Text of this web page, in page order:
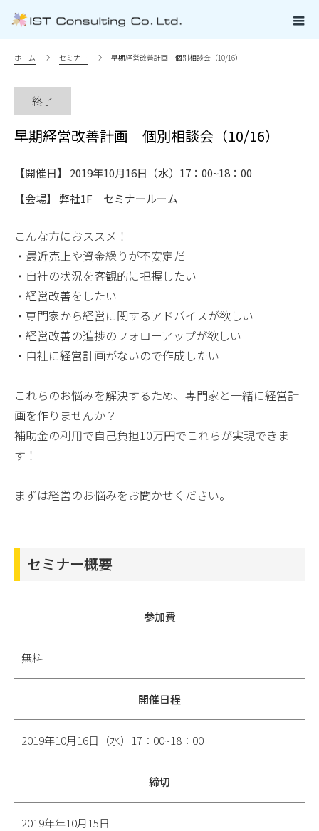
ホーム セミナー 早期経営改善計画 個別相談会（10/16）
終了
早期経営改善計画 個別相談会（10/16）
【開催日】 2019年10月16日（水）17：00~18：00
【会場】 弊社1F セミナールーム
こんな方におススメ！
・最近売上や資金繰りが不安定だ
・自社の状況を客観的に把握したい
・経営改善をしたい
・専門家から経営に関するアドバイスが欲しい
・経営改善の進捗のフォローアップが欲しい
・自社に経営計画がないので作成したい
これらのお悩みを解決するため、専門家と一緒に経営計
画を作りませんか？
補助金の利用で自己負担10万円でこれらが実現できま
す！
まずは経営のお悩みをお聞かせください。
セミナー概要
参加費
無料
開催日程
2019年10月16日（水）17：00~18：00
締切
2019年年10月15日